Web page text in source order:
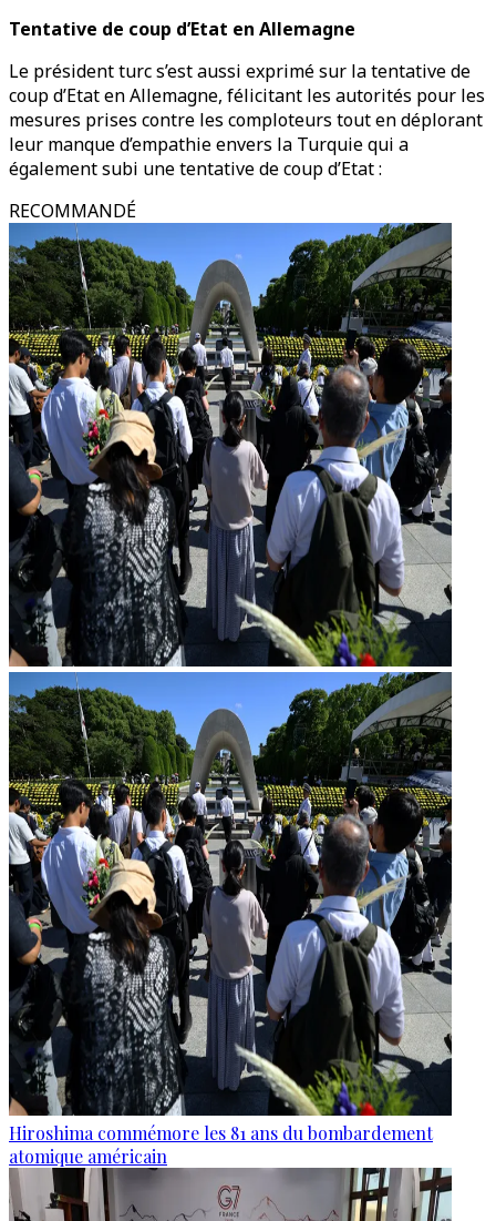
Tentative de coup d’Etat en Allemagne
Le président turc s’est aussi exprimé sur la tentative de
coup d’Etat en Allemagne, félicitant les autorités pour les
mesures prises contre les comploteurs tout en déplorant
leur manque d’empathie envers la Turquie qui a
également subi une tentative de coup d’Etat :
RECOMMANDÉ
Hiroshima commémore les 81 ans du bombardement
atomique américain